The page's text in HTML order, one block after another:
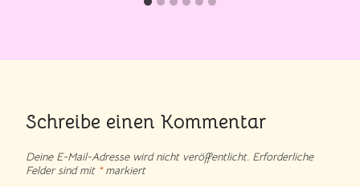
Schreibe einen Kommentar
Deine E-Mail-Adresse wird nicht veröffentlicht. Erforderliche
Felder sind mit *markiert